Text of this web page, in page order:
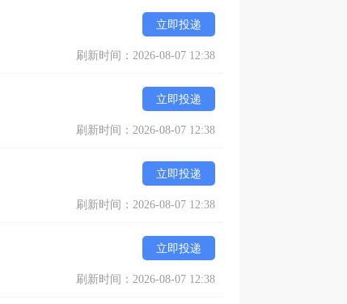
立即投递
刷新时间：2026-08-07 12:38
立即投递
刷新时间：2026-08-07 12:38
立即投递
刷新时间：2026-08-07 12:38
立即投递
刷新时间：2026-08-07 12:38